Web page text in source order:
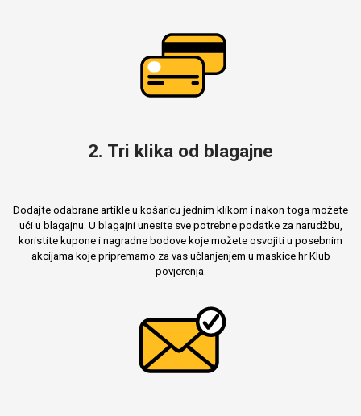
2. Tri klika od blagajne
Dodajte odabrane artikle u košaricu jednim klikom i nakon toga možete
ući u blagajnu. U blagajni unesite sve potrebne podatke za narudžbu,
koristite kupone i nagradne bodove koje možete osvojiti u posebnim
akcijama koje pripremamo za vas učlanjenjem u maskice.hr Klub
povjerenja.